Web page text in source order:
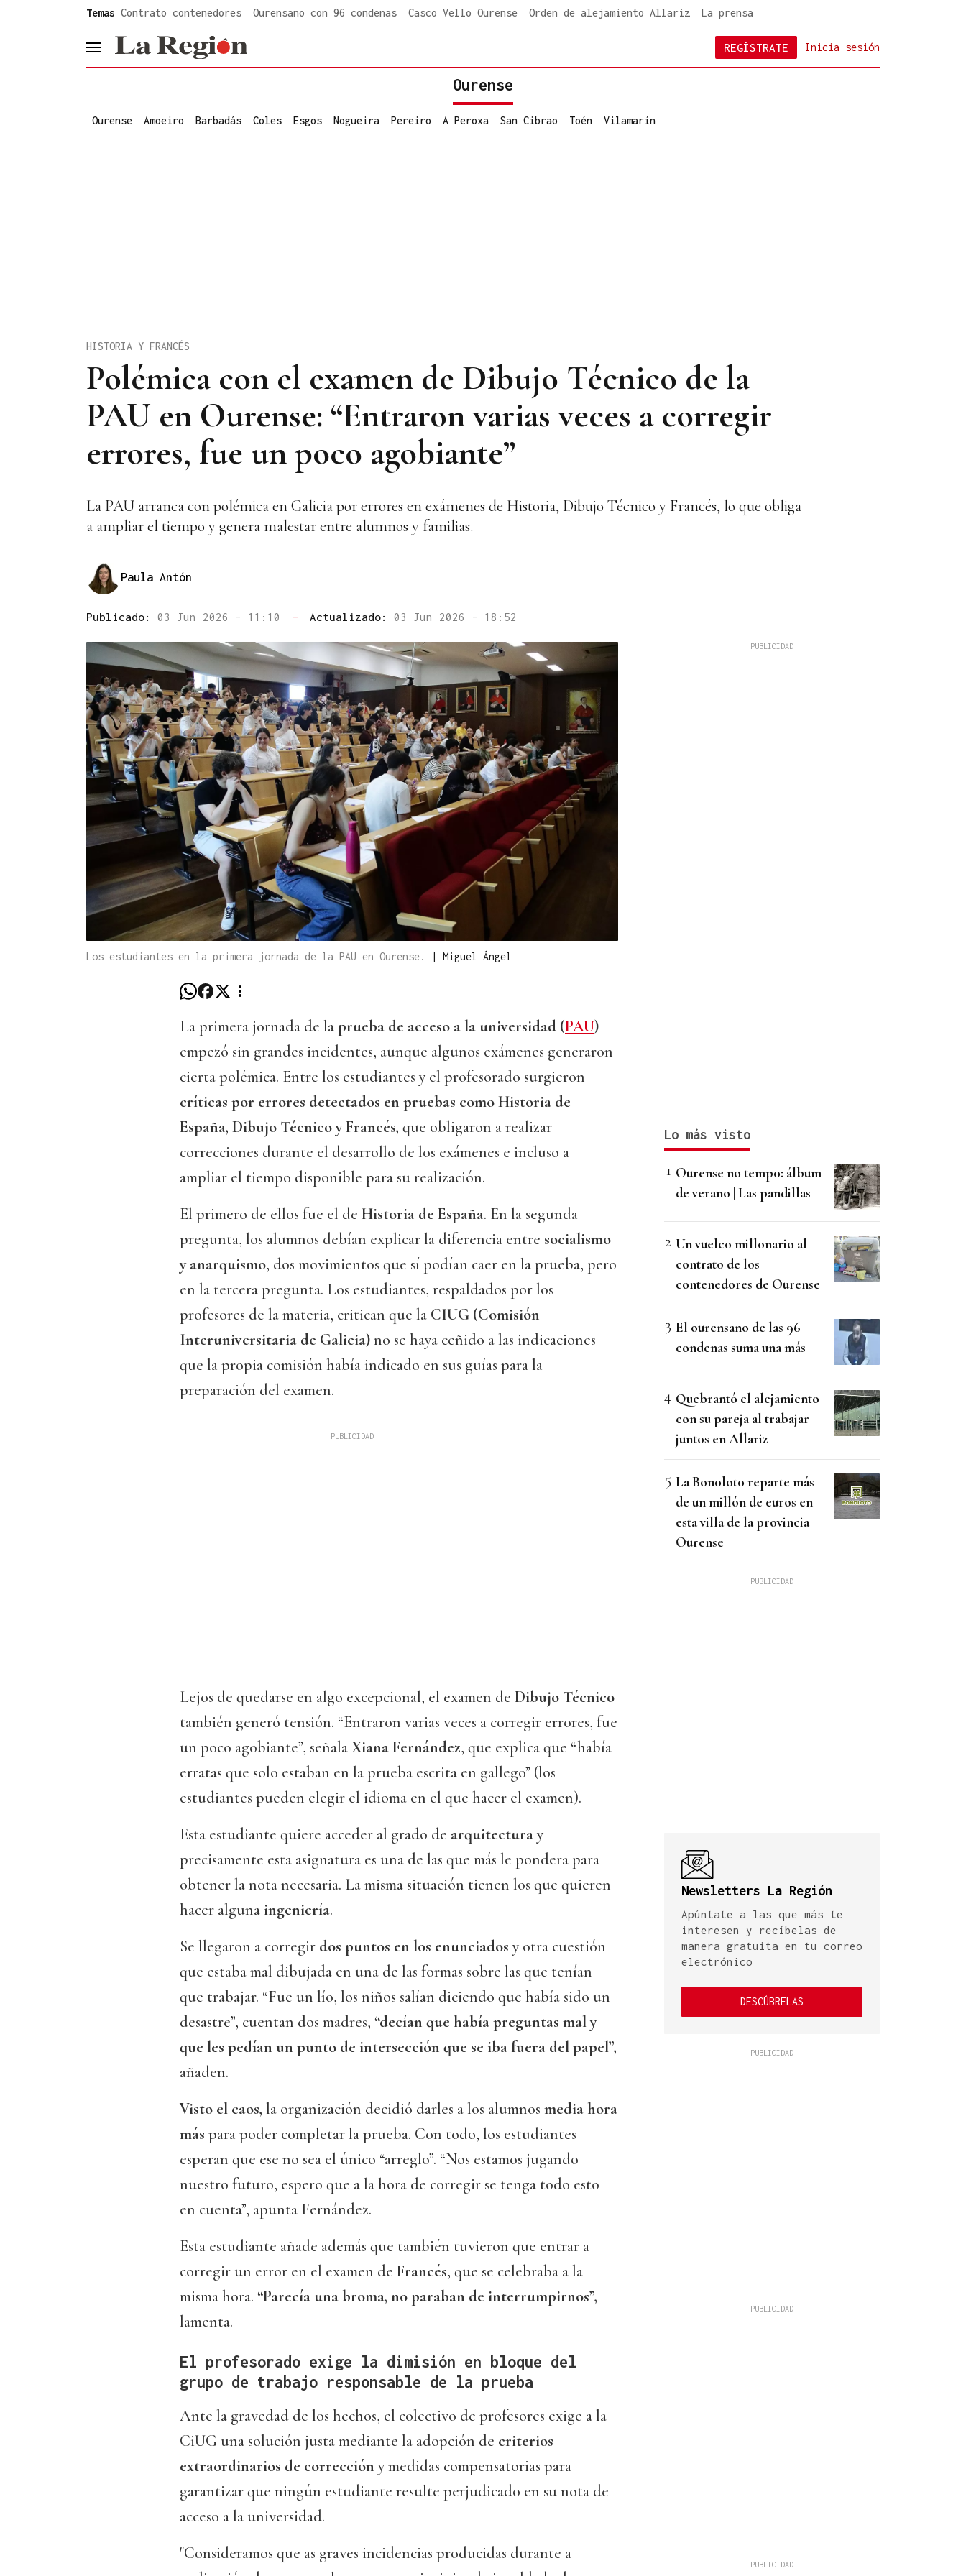
Temas Contrato contenedores Ourensano con 96 condenas Casco Vello Ourense Orden de alejamiento Allariz La prensa
header.menu.open Inicia sesión
REGÍSTRATE
Ourense
Ourense Amoeiro Barbadás Coles Esgos Nogueira Pereiro A Peroxa San Cibrao Toén Vilamarín
Polémica con el examen de Dibujo Técnico de la
PAU en Ourense: “Entraron varias veces a corregir
errores, fue un poco agobiante”
HISTORIA Y FRANCÉS
La PAU arranca con polémica en Galicia por errores en exámenes de Historia, Dibujo Técnico y Francés, lo que obliga
a ampliar el tiempo y genera malestar entre alumnos y familias.
Paula Antón
Publicado: 03 Jun 2026 - 11:10 — Actualizado: 03 Jun 2026 - 18:52
Los estudiantes en la primera jornada de la PAU en Ourense. | Miguel Ángel
La primera jornada de laprueba de acceso a la universidad (PAU)
empezó sin grandes incidentes, aunque algunos exámenes generaron
cierta polémica. Entre los estudiantes y el profesorado surgieron
críticas por errores detectados en pruebas como Historia de
España, Dibujo Técnico y Francés, que obligaron a realizar
correcciones durante el desarrollo de los exámenes e incluso a
ampliar el tiempo disponible para su realización.
El primero de ellos fue el de Historia de España. En la segunda
pregunta, los alumnos debían explicar la diferencia entre socialismo
y anarquismo, dos movimientos que sí podían caer en la prueba, pero
en la tercera pregunta. Los estudiantes, respaldados por los
profesores de la materia, critican que la CIUG (Comisión
Interuniversitaria de Galicia)no se haya ceñido a las indicaciones
que la propia comisión había indicado en sus guías para la
preparación del examen.
Lejos de quedarse en algo excepcional, el examen de Dibujo Técnico
también generó tensión. “Entraron varias veces a corregir errores, fue
un poco agobiante”, señalaXiana Fernández, que explica que “había
erratas que solo estaban en la prueba escrita en gallego” (los
estudiantes pueden elegir el idioma en el que hacer el examen).
Esta estudiante quiere acceder al grado de arquitecturay
precisamente esta asignatura es una de las que más le pondera para
obtener la nota necesaria. La misma situación tienen los que quieren
hacer alguna ingeniería.
Se llegaron a corregir dos puntos en los enunciados y otra cuestión
que estaba mal dibujada en una de las formas sobre las que tenían
que trabajar. “Fue un lío, los niños salían diciendo que había sido un
desastre”, cuentan dos madres, “decían que había preguntas mal y
que les pedían un punto de intersección que se iba fuera del papel”,
añaden.
Visto el caos, la organización decidió darles a los alumnos media hora
más para poder completar la prueba. Con todo, los estudiantes
esperan que ese no sea el único “arreglo”. “Nos estamos jugando
nuestro futuro, espero que a la hora de corregir se tenga todo esto
en cuenta”, apunta Fernández.
Esta estudiante añade además que también tuvieron que entrar a
corregir un error en el examen de Francés, que se celebraba a la
misma hora. “Parecía una broma, no paraban de interrumpirnos”,
lamenta.
El profesorado exige la dimisión en bloque del
grupo de trabajo responsable de la prueba
Ante la gravedad de los hechos, el colectivo de profesores exige a la
CiUG una solución justa mediante la adopción de criterios
extraordinarios de corrección y medidas compensatorias para
garantizar que ningún estudiante resulte perjudicado en su nota de
acceso a la universidad.
"Consideramos que as graves incidencias producidas durante a
Lo más visto
Ourense no tempo: álbum
de verano | Las pandillas
Un vuelco millonario al
contrato de los
contenedores de Ourense
El ourensano de las 96
condenas suma una más
Quebrantó el alejamiento
con su pareja al trabajar
juntos en Allariz
La Bonoloto reparte más
de un millón de euros en
esta villa de la provincia
Ourense
Newsletters La Región
Apúntate a las que más te
interesen y recíbelas de
manera gratuita en tu correo
electrónico
DESCÚBRELAS